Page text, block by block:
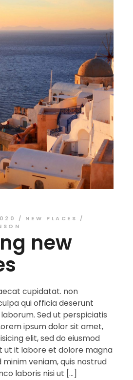
NEW PLACES
new
cupidatat. non
qui officia deserunt
Sed ut perspiciatis
ipsum dolor sit amet,
elit, sed do eiusmod
ut it labore et dolore magna
minim veniam, quis nostrud
laboris nisi ut […]